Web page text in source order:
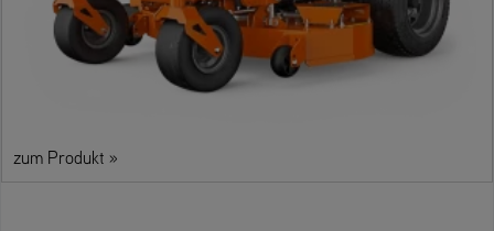
zum Produkt »